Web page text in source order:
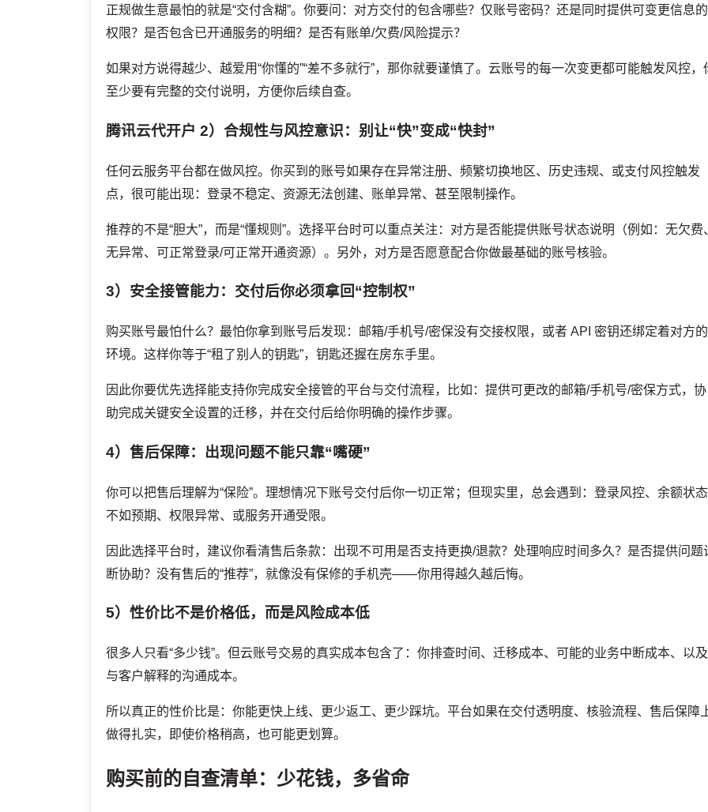
正规做生意最怕的就是“交付含糊”。你要问：对方交付的包含哪些？仅账号密码？还是同时提供可变更信息的
权限？是否包含已开通服务的明细？是否有账单/欠费/风险提示？
如果对方说得越少、越爱用“你懂的”“差不多就行”，那你就要谨慎了。云账号的每一次变更都可能触发风控，
至少要有完整的交付说明，方便你后续自查。
腾讯云代开户 2）合规性与风控意识：别让“快”变成“快封”
任何云服务平台都在做风控。你买到的账号如果存在异常注册、频繁切换地区、历史违规、或支付风控触发
点，很可能出现：登录不稳定、资源无法创建、账单异常、甚至限制操作。
推荐的不是“胆大”，而是“懂规则”。选择平台时可以重点关注：对方是否能提供账号状态说明（例如：无欠费
无异常、可正常登录/可正常开通资源）。另外，对方是否愿意配合你做最基础的账号核验。
3）安全接管能力：交付后你必须拿回“控制权”
购买账号最怕什么？最怕你拿到账号后发现：邮箱/手机号/密保没有交接权限，或者 API 密钥还绑定着对方的
环境。这样你等于“租了别人的钥匙”，钥匙还握在房东手里。
因此你要优先选择能支持你完成安全接管的平台与交付流程，比如：提供可更改的邮箱/手机号/密保方式，协
助完成关键安全设置的迁移，并在交付后给你明确的操作步骤。
4）售后保障：出现问题不能只靠“嘴硬”
你可以把售后理解为“保险”。理想情况下账号交付后你一切正常；但现实里，总会遇到：登录风控、余额状态
不如预期、权限异常、或服务开通受限。
因此选择平台时，建议你看清售后条款：出现不可用是否支持更换/退款？处理响应时间多久？是否提供问题
断协助？没有售后的“推荐”，就像没有保修的手机壳——你用得越久越后悔。
5）性价比不是价格低，而是风险成本低
很多人只看“多少钱”。但云账号交易的真实成本包含了：你排查时间、迁移成本、可能的业务中断成本、以及
与客户解释的沟通成本。
所以真正的性价比是：你能更快上线、更少返工、更少踩坑。平台如果在交付透明度、核验流程、售后保障
做得扎实，即使价格稍高，也可能更划算。
购买前的自查清单：少花钱，多省命